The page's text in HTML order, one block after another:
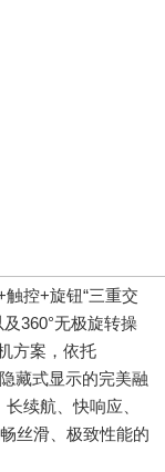
控+旋钮“三重交
360°无极旋转操
方案，依托
藏式显示的完美融
续航、快响应、
丝滑、极致性能的